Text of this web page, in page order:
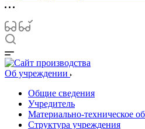
Об учреждении
Общие сведения
Учредитель
Материально-техническое
Структура учреждения